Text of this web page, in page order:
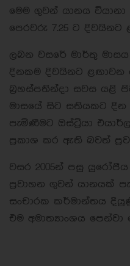
මෙම ගුවන් යානය
පෙරවරු 7.25 ට දිවයිනට
ලබන වසරේ මාර්තු මාසය
දිනකම දිවයිනට ළඟාවන
බ්‍රහස්පතින්දා සවස යළි
මාසයේ සිට සතියකට දින
පැමිණීමට ඔස්ට්‍රියා
ප්‍රකාශ කර ඇති බවත්
වසර 2005න් පසු
ප්‍රවාහන ගුවන් යානයක්
සංචාරක කර්මාන්තය
එම අමාත්‍යාංශය පෙන්වා